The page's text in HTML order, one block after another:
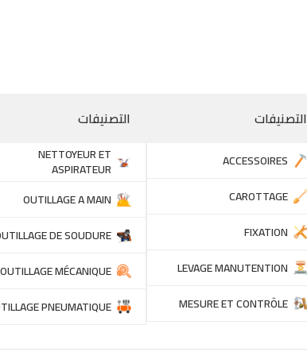
التصنيفات
ACCESSOIRES
CAROTTAGE
FIXATION
LEVAGE MANUTENTION
MESURE ET CONTRÔLE
التصنيفات
NETTOYEUR ET
ASPIRATEUR
OUTILLAGE A MAIN
DE SOUDURE
OUTILLAGE MÉCANIQUE
PNEUMATIQUE